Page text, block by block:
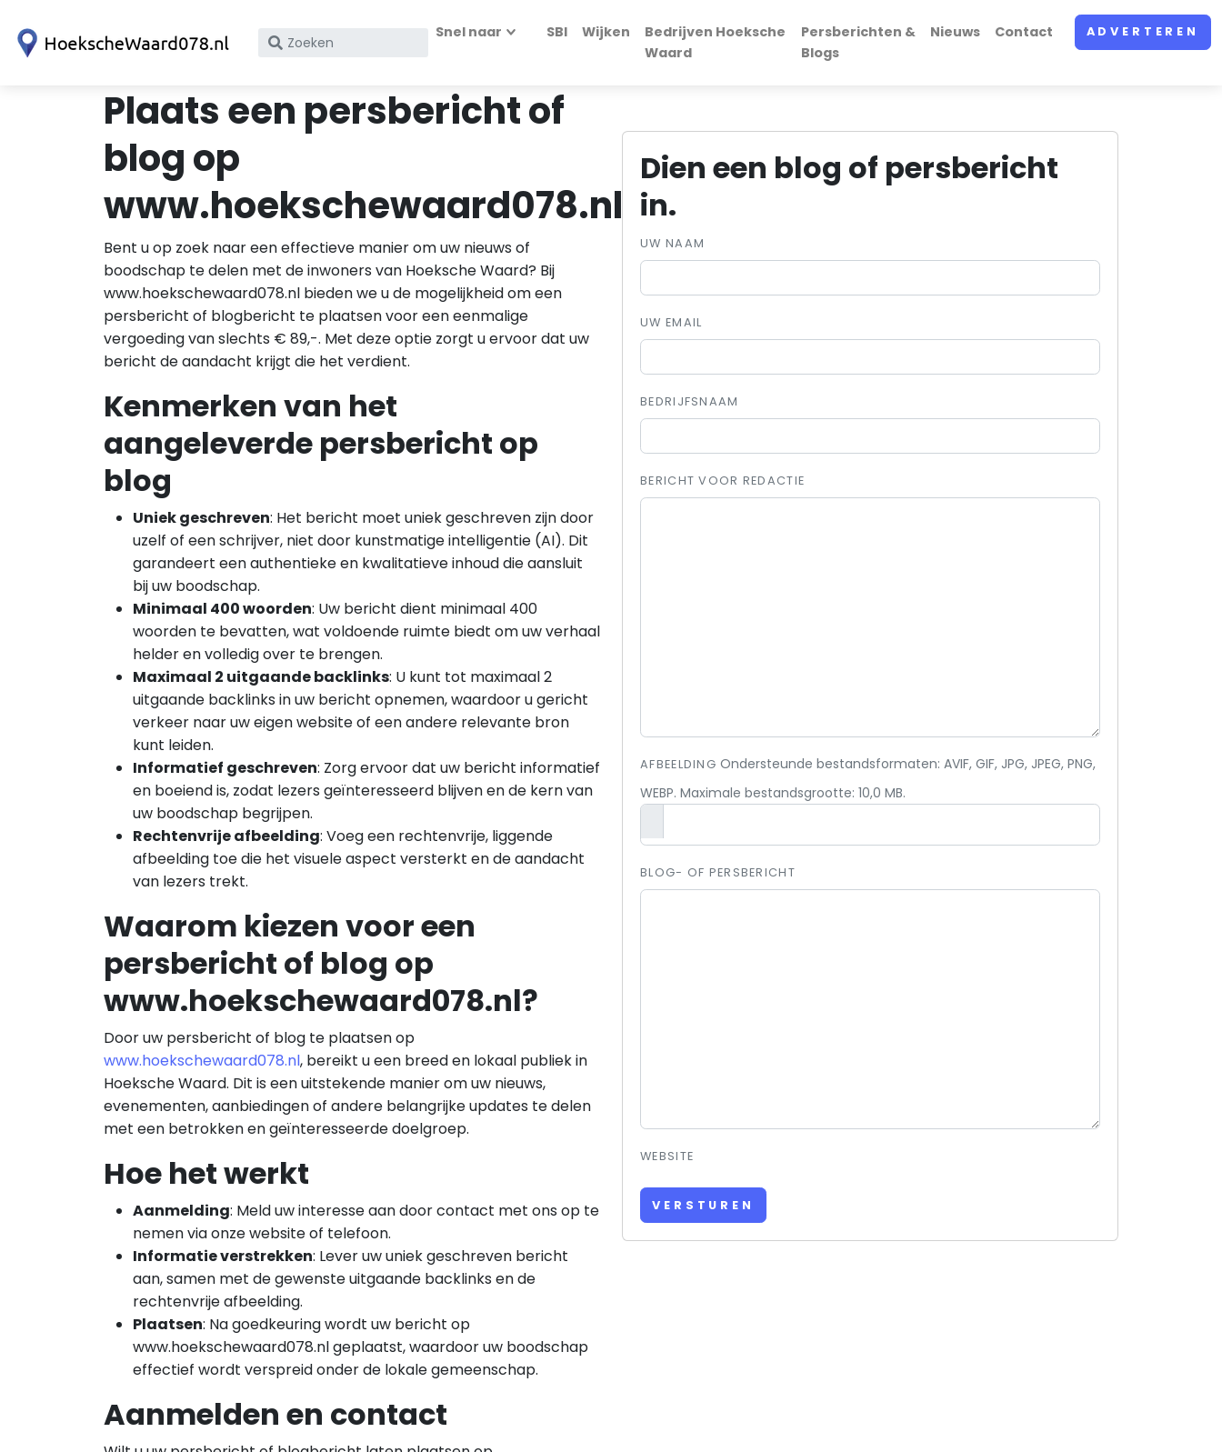
Zoek
of
KvK
Snel naar SBI Wijken
Bedrijven Hoeksche
Waard
Persberichten &
Blogs
Nieuws Contact ADVERTEREN
Plaats een persbericht of
blog op
www.hoekschewaard078.nl
Bent u op zoek naar een effectieve manier om uw nieuws of
boodschap te delen met de inwoners van Hoeksche Waard? Bij
www.hoekschewaard078.nl bieden we u de mogelijkheid om een
persbericht of blogbericht te plaatsen voor een eenmalige
vergoeding van slechts € 89,-. Met deze optie zorgt u ervoor dat uw
bericht de aandacht krijgt die het verdient.
Kenmerken van het
aangeleverde persbericht op
blog
Uniek geschreven: Het bericht moet uniek geschreven zijn door
uzelf of een schrijver, niet door kunstmatige intelligentie (AI). Dit
garandeert een authentieke en kwalitatieve inhoud die aansluit
bij uw boodschap.
Minimaal 400 woorden: Uw bericht dient minimaal 400
woorden te bevatten, wat voldoende ruimte biedt om uw verhaal
helder en volledig over te brengen.
Maximaal 2 uitgaande backlinks: U kunt tot maximaal 2
uitgaande backlinks in uw bericht opnemen, waardoor u gericht
verkeer naar uw eigen website of een andere relevante bron
kunt leiden.
Informatief geschreven: Zorg ervoor dat uw bericht informatief
en boeiend is, zodat lezers geïnteresseerd blijven en de kern van
uw boodschap begrijpen.
Rechtenvrije afbeelding: Voeg een rechtenvrije, liggende
afbeelding toe die het visuele aspect versterkt en de aandacht
van lezers trekt.
Waarom kiezen voor een
persbericht of blog op
www.hoekschewaard078.nl?
Door uw persbericht of blog te plaatsen op
www.hoekschewaard078.nl, bereikt u een breed en lokaal publiek in
Hoeksche Waard. Dit is een uitstekende manier om uw nieuws,
evenementen, aanbiedingen of andere belangrijke updates te delen
met een betrokken en geïnteresseerde doelgroep.
Hoe het werkt
Aanmelding: Meld uw interesse aan door contact met ons op te
nemen via onze website of telefoon.
Informatie verstrekken: Lever uw uniek geschreven bericht
aan, samen met de gewenste uitgaande backlinks en de
rechtenvrije afbeelding.
Plaatsen: Na goedkeuring wordt uw bericht op
www.hoekschewaard078.nl geplaatst, waardoor uw boodschap
effectief wordt verspreid onder de lokale gemeenschap.
Aanmelden en contact
Dien een blog of persbericht
in.
UW NAAM
UW EMAIL
BEDRIJFSNAAM
BERICHT VOOR REDACTIE
AFBEELDING Ondersteunde bestandsformaten: AVIF, GIF, JPG, JPEG, PNG,
WEBP. Maximale bestandsgrootte: 10,0 MB.
BLOG- OF PERSBERICHT
WEBSITE
VERSTUREN